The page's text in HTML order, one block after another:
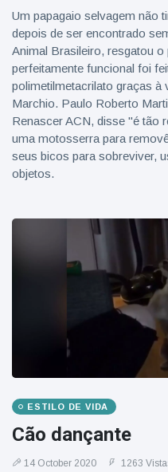
Um papagaio selvagem não
depois de ser encontrado
Animal Brasileiro, resgatou
perfeitamente funcional foi
polimetilmetacrilato graças à
Marchio. Paulo Roberto
Renascer ACN, disse "é tão
uma motosserra para
seus bicos para sobreviver,
objetos.
ESTILO DE VIDA
Cão dançante
14 October 2020 1263